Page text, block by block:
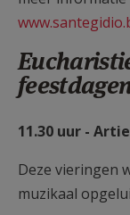
11.30 uur -
Deze vieringen
muzikaal